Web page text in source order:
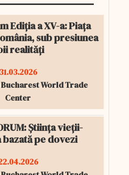
Ediția a XV-a: Piața
sub presiunea
realități
31.03.2026
World Trade
Center
Știința vieții-
bazată pe dovezi